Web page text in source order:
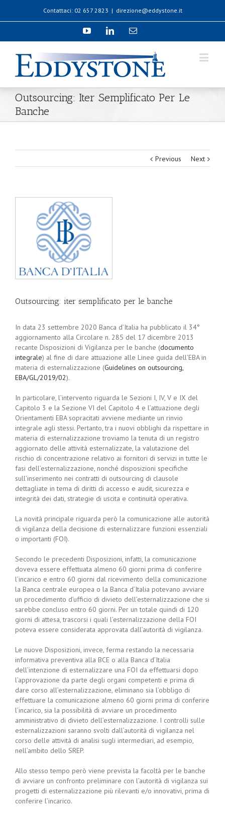
Contattaci: 02 657 2823 | direzione@eddystone.it
Outsourcing: Iter Semplificato Per Le
Banche
Previous Next
Outsourcing: iter semplificato per le banche
In data 23 settembre 2020 Banca d’Italia ha pubblicato il 34°
aggiornamento alla Circolare n. 285 del 17 dicembre 2013
recante Disposizioni di Vigilanza per le banche (documento
integrale) al fine di dare attuazione alle Linee guida dell’EBA in
materia di esternalizzazione (Guidelines on outsourcing,
EBA/GL/2019/02).
In particolare, l’intervento riguarda le Sezioni I, IV, V e IX del
Capitolo 3 e la Sezione VI del Capitolo 4 e l’attuazione degli
Orientamenti EBA sopracitati avviene mediante un rinvio
integrale agli stessi. Pertanto, tra i nuovi obblighi da rispettare in
materia di esternalizzazione troviamo la tenuta di un registro
aggiornato delle attività esternalizzate, la valutazione del
rischio di concentrazione relativo ai fornitori di servizi in tutte le
fasi dell’esternalizzazione, nonché disposizioni specifiche
sull’inserimento nei contratti di outsourcing di clausole
dettagliate in tema di diritti di accesso e audit, sicurezza e
integrità dei dati, strategie di uscita e continuità operativa.
La novità principale riguarda però la comunicazione alle autorità
di vigilanza della decisione di esternalizzare funzioni essenziali
o importanti (FOI).
Secondo le precedenti Disposizioni, infatti, la comunicazione
doveva essere effettuata almeno 60 giorni prima di conferire
l’incarico e entro 60 giorni dal ricevimento della comunicazione
la Banca centrale europea o la Banca d’Italia potevano avviare
un procedimento d’ufficio di divieto dell’esternalizzazione che si
sarebbe concluso entro 60 giorni. Per un totale quindi di 120
giorni di attesa, trascorsi i quali l’esternalizzazione della FOI
poteva essere considerata approvata dall’autorità di vigilanza.
Le nuove Disposizioni, invece, ferma restando la necessaria
informativa preventiva alla BCE o alla Banca d’Italia
dell’intenzione di esternalizzare una FOI da effettuarsi dopo
l’approvazione da parte degli organi competenti e prima di
dare corso all’esternalizzazione, eliminano sia l’obbligo di
effettuare la comunicazione almeno 60 giorni prima di conferire
l’incarico, sia la possibilità di avviare un procedimento
amministrativo di divieto dell’esternalizzazione. I controlli sulle
esternalizzazioni saranno svolti dall’autorità di vigilanza nel
corso delle attività di analisi sugli intermediari, ad esempio,
nell’ambito dello SREP.
Allo stesso tempo però viene prevista la facoltà per le banche
di avviare un confronto preliminare con l’autorità di vigilanza sui
progetti di esternalizzazione più rilevanti e/o innovativi, prima di
conferire l’incarico.